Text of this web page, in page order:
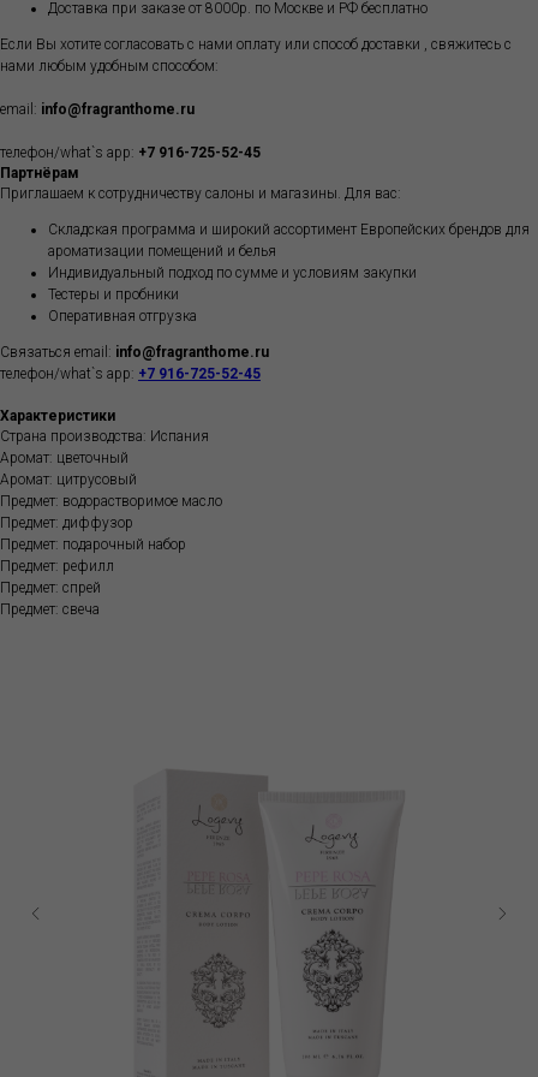
Доставка при заказе от 8000р. по Москве и РФ бесплатно
Если Вы хотите согласовать с нами оплату или способ доставки , свяжитесь с
нами любым удобным способом:
email: info@fragranthome.ru
телефон/what`s app: +7 916-725-52-45
Партнёрам
Приглашаем к сотрудничеству салоны и магазины. Для вас:
Складская программа и широкий ассортимент Европейских брендов для
ароматизации помещений и белья
Индивидуальный подход по сумме и условиям закупки
Тестеры и пробники
Оперативная отгрузка
Связаться email: info@fragranthome.ru
телефон/what`s app: +7 916-725-52-45
Характеристики
Страна производства: Испания
Аромат: цветочный
Аромат: цитрусовый
Предмет: водорастворимое масло
Предмет: диффузор
Предмет: подарочный набор
Предмет: рефилл
Предмет: спрей
Предмет: свеча